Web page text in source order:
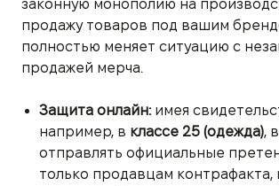
законную монополию на
продажу товаров под вашим
полностью меняет ситуацию с
продажей мерча.
Защита онлайн:имея
например, в классе 25 (одежда),
отправлять официальные
только продавцам контрафакта,